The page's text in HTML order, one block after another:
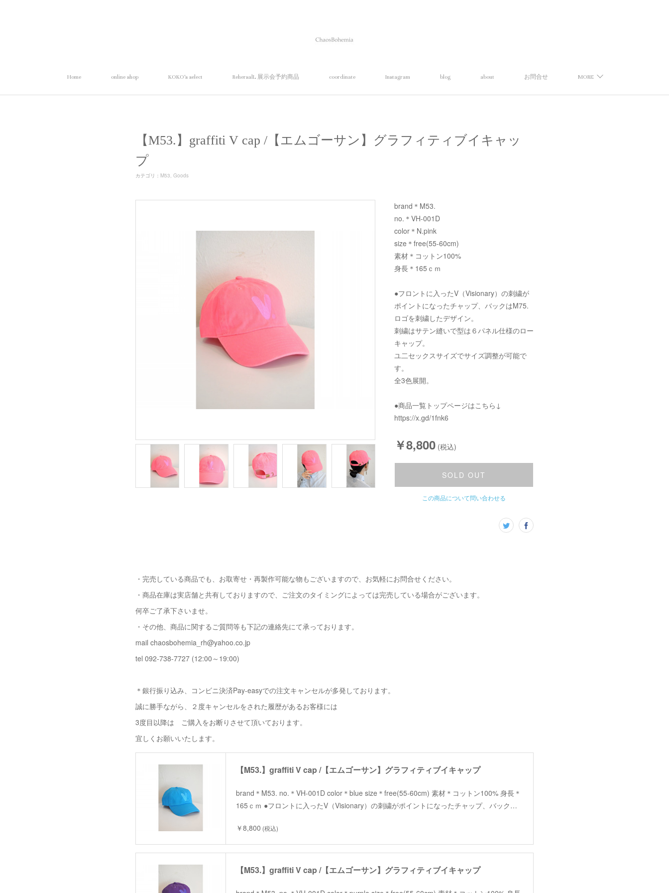
Home online shop KOKO's select RehersalL 展示会予約商品 coordinate Instagram blog about お問合せ MORE
【M53.】graffiti V cap /【エムゴーサン】グラフィティブイキャッ
プ
カテゴリ ： M53 Goods
brand＊M53.
no.＊VH-001D
color＊N.pink
size＊free(55-60cm)
素材＊コットン100%
身長＊165ｃｍ
●フロントに入ったV（Visionary）の刺繍が
ポイントになったチャップ、バックはM75.
ロゴを刺繍したデザイン。
刺繍はサテン縫いで型は６パネル仕様のロー
キャップ。
ユ二セックスサイズでサイズ調整が可能で
す。
全3色展開。
●商品一覧トップページはこちら↓
https://x.gd/1fnk6
￥8,800 (税込)
SOLD OUT
この商品について問い合わせる
・完売している商品でも、お取寄せ・再製作可能な物もございますので、お気軽にお問合せください。
・商品在庫は実店舗と共有しておりますので、ご注文のタイミングによっては完売している場合がございます。
何卒ご了承下さいませ。
・その他、商品に関するご質問等も下記の連絡先にて承っております。
mail chaosbohemia_rh@yahoo.co.jp
tel 092-738-7727 (12:00～19:00)
＊銀行振り込み、コンビニ決済Pay-easyでの注文キャンセルが多発しております。
誠に勝手ながら、２度キャンセルをされた履歴があるお客様には
3度目以降は ご購入をお断りさせて頂いております。
宜しくお願いいたします。
【M53.】graffiti V cap /【エムゴーサン】グラフィティブイキャップ
brand＊M53. no.＊VH-001D color＊blue size＊free(55-60cm) 素材＊コットン100% 身長＊
165ｃｍ ●フロントに入ったV（Visionary）の刺繍がポイントになったチャップ、バック…
￥8,800 (税込)
【M53.】graffiti V cap /【エムゴーサン】グラフィティブイキャップ